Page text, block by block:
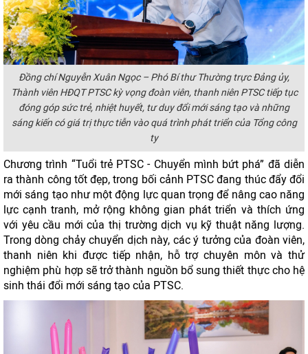
Đồng chí Nguyễn Xuân Ngọc – Phó Bí thư Thường trực Đảng ủy,
Thành viên HĐQT PTSC kỳ vọng đoàn viên, thanh niên PTSC tiếp tục
đóng góp sức trẻ, nhiệt huyết, tư duy đổi mới sáng tạo và những
sáng kiến có giá trị thực tiễn vào quá trình phát triển của Tổng công
ty
Chương trình “Tuổi trẻ PTSC - Chuyển mình bứt phá” đã diễn
ra thành công tốt đẹp, trong bối cảnh PTSC đang thúc đẩy đổi
mới sáng tạo như một động lực quan trọng để nâng cao năng
lực cạnh tranh, mở rộng không gian phát triển và thích ứng
với yêu cầu mới của thị trường dịch vụ kỹ thuật năng lượng.
Trong dòng chảy chuyển dịch này, các ý tưởng của đoàn viên,
thanh niên khi được tiếp nhận, hỗ trợ chuyên môn và thử
nghiệm phù hợp sẽ trở thành nguồn bổ sung thiết thực cho hệ
sinh thái đổi mới sáng tạo của PTSC.